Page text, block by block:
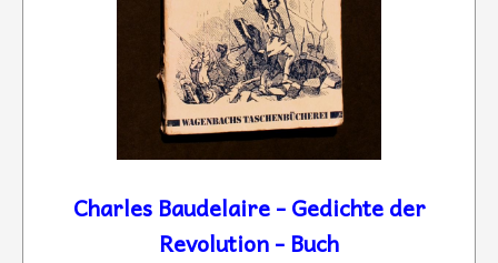
Charles Baudelaire - Gedichte der
Revolution - Buch